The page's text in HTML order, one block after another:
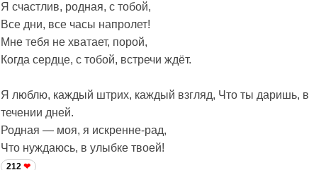
Я счастлив, родная, с тобой,
Все дни, все часы напролет!
Мне тебя не хватает, порой,
Когда сердце, с тобой, встречи ждёт.
Я люблю, каждый штрих, каждый взгляд, Что ты даришь, в
течении дней.
Родная — моя, я искренне-рад,
Что нуждаюсь, в улыбке твоей!
212